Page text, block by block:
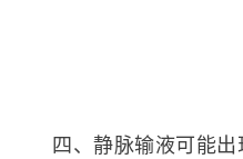
四、静脉输液可能